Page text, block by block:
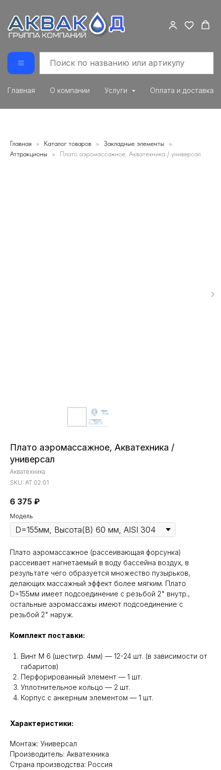
Главная О компании Услуги Оплата и доставка
Главная Каталог товаров
Закладные элементы
Аттракционы
Плато аэромассажное, Акватехника / универсал
Плато аэромассажное, Акватехника /
универсал
Акватехника
SKU: АТ 02.01
6 375 ₽
Модель
Плато аэромассажное (рассеивающая форсунка)
рассеивает нагнетаемый в воду бассейна воздух, в
результате чего образуется множество пузырьков,
делающих массажный эффект более мягким. Плато
D=155мм имеет подсоединение с резьбой 2" внутр.,
остальные аэромассажы имеют подсоединение с
резьбой 2" наруж.
Комплект поставки:
Винт М 6 (шестигр. 4мм) — 12-24 шт. (в зависимости от
габаритов)
Перфорированный элемент — 1 шт.
Уплотнительное кольцо — 2 шт.
Корпус с анкерным элементом — 1 шт.
Характеристики:
Монтаж: Универсал
Производитель: Акватехника
Cтрана производства: Россия